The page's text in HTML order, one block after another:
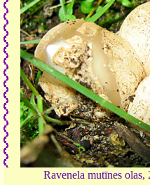
Ravenela mutīnes olas,